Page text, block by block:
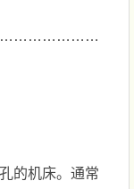
的机床。通常